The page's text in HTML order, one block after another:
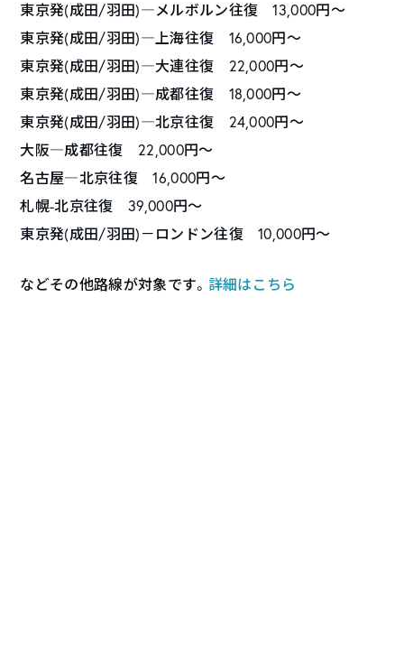
東京発(成田/羽田)―メルボルン往復 13,000円〜
東京発(成田/羽田)―上海往復 16,000円〜
東京発(成田/羽田)―大連往復 22,000円〜
東京発(成田/羽田)―成都往復 18,000円〜
東京発(成田/羽田)―北京往復 24,000円〜
大阪―成都往復 22,000円〜
名古屋―北京往復 16,000円〜
札幌-北京往復 39,000円〜
東京発(成田/羽田)－ロンドン往復 10,000円〜
などその他路線が対象です。 詳細はこちら